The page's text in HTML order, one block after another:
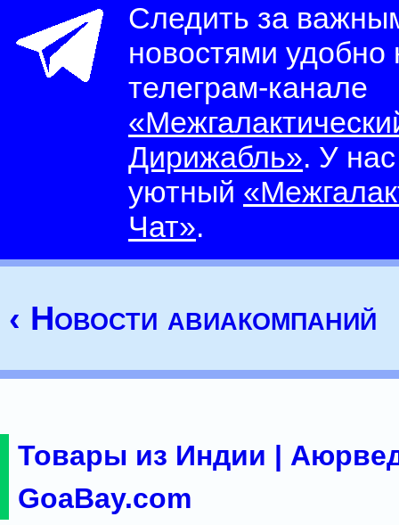
Следить за
новостями
телеграм-канале
Дирижабль». У
уютный
Чат».
‹ Новости авиакомпаний
Товары из Индии |
GoaBay.com